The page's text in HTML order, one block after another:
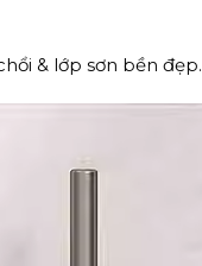
& lớp sơn bền đẹp.